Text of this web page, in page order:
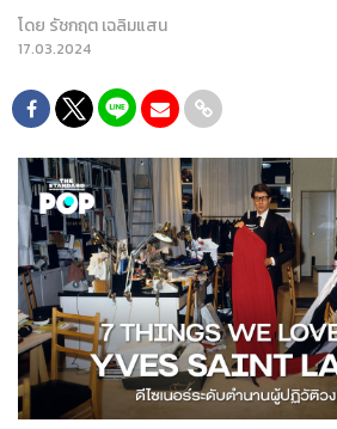
โดย รัชกฤต เฉลิมแสน
17.03.2024